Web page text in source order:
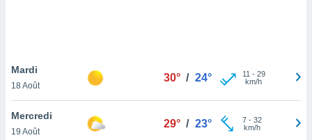
notre
que
Mardi
18 Août
30° / 24° 11 - 29
km/h
Mercredi
19 Août
29° / 23° 7- 32
km/h